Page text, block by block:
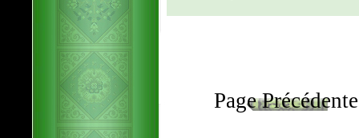
Page Précédente